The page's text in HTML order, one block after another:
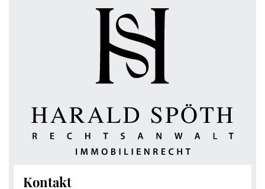
Kontakt